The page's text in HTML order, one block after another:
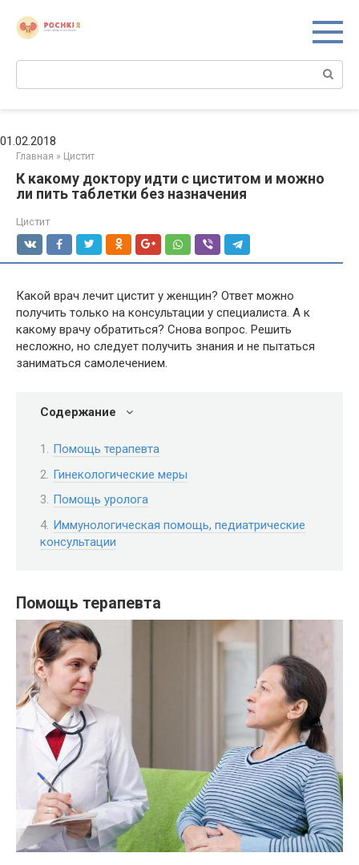
контенту
01.02.2018
Главная » Цистит
К какому доктору идти с циститом и можно
ли пить таблетки без назначения
Цистит
Какой врач лечит цистит у женщин? Ответ можно
получить только на консультации у специалиста. А к
какому врачу обратиться? Снова вопрос. Решить
несложно, но следует получить знания и не пытаться
заниматься самолечением.
Содержание
Помощь терапевта
Гинекологические меры
Помощь уролога
Иммунологическая помощь, педиатрические
консультации
Помощь терапевта